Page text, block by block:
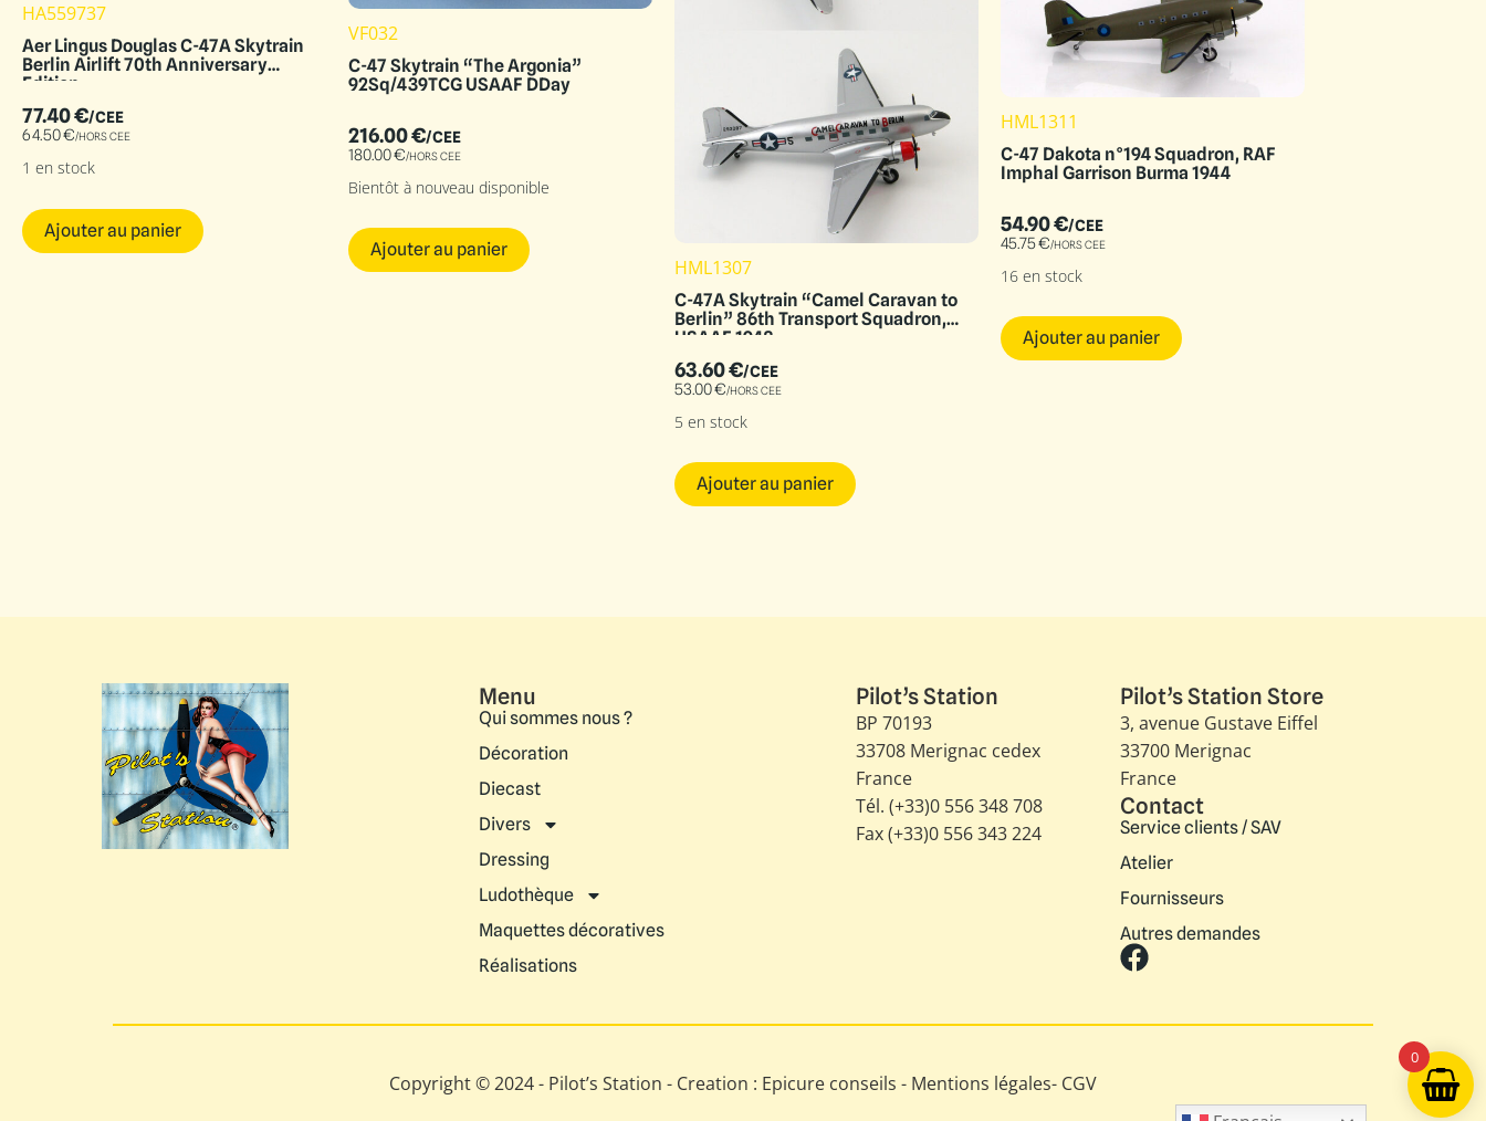
HA559737
Aer Lingus Douglas C-47A Skytrain
Berlin Airlift 70th Anniversary
Edition
77.40€/CEE
64.50€/HORS CEE
1 en stock
Ajouter au panier
VF032
C-47 Skytrain “The Argonia”
92Sq/439TCG USAAF DDay
216.00€/CEE
180.00€/HORS CEE
Bientôt à nouveau disponible
Ajouter au panier
HML1307
C-47A Skytrain “Camel Caravan to
Berlin” 86th Transport Squadron,
USAAF 1948
63.60€/CEE
53.00€/HORS CEE
5 en stock
Ajouter au panier
HML1311
C-47 Dakota n°194 Squadron, RAF
Imphal Garrison Burma 1944
54.90€/CEE
45.75€/HORS CEE
16 en stock
Ajouter au panier
Menu
Qui sommes nous ?
Décoration
Diecast
Divers
Dressing
Ludothèque
Maquettes décoratives
Réalisations
Pilot’s Station
BP 70193
33708 Merignac cedex
France
Tél. (+33)0 556 348 708
Fax (+33)0 556 343 224
Pilot’s Station Store
3, avenue Gustave Eiffel​
33700 Merignac
France
Contact
Service clients / SAV
Atelier
Fournisseurs
Autres demandes
Copyright © 2024 - Pilot’s Station - Creation : Epicure conseils - Mentions légales- CGV
0